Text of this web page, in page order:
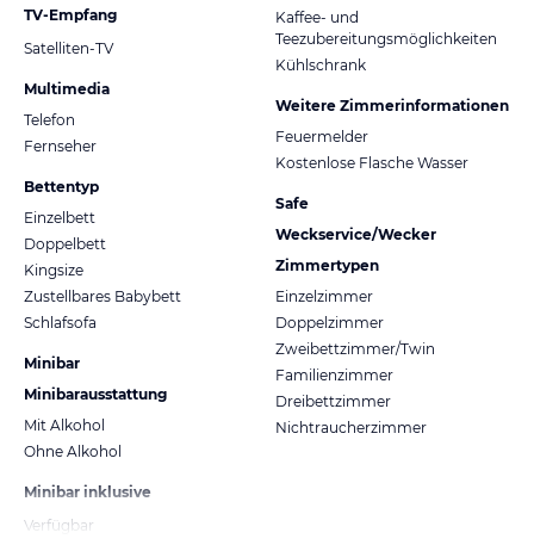
TV-Empfang
Satelliten-TV
Multimedia
Telefon
Fernseher
Bettentyp
Einzelbett
Doppelbett
Kingsize
Zustellbares Babybett
Schlafsofa
Minibar
Minibarausstattung
Mit Alkohol
Ohne Alkohol
Minibar inklusive
Verfügbar
Kaffee- und
Teezubereitungsmöglichkeiten
Kühlschrank
Weitere Zimmerinformationen
Feuermelder
Kostenlose Flasche Wasser
Safe
Weckservice/Wecker
Zimmertypen
Einzelzimmer
Doppelzimmer
Zweibettzimmer/Twin
Familienzimmer
Dreibettzimmer
Nichtraucherzimmer